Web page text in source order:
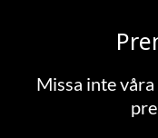
Missa inte